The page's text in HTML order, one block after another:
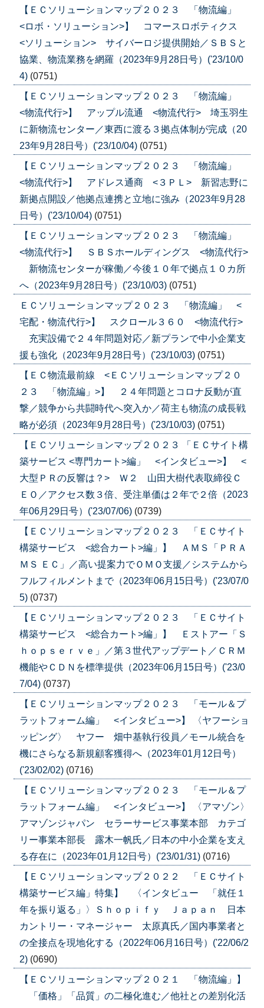
【ＥＣソリューションマップ２０２３ 「物流編」
<ロボ・ソリューション>】 コマースロボティクス
<ソリューション> サイバーロジ提供開始／ＳＢＳと
協業、物流業務を網羅（2023年9月28日号）('23/10/0
4) (0751)
【ＥＣソリューションマップ２０２３ 「物流編」
<物流代行>】 アップル流通 <物流代行> 埼玉羽生
に新物流センター／東西に渡る３拠点体制が完成（20
23年9月28日号）('23/10/04) (0751)
【ＥＣソリューションマップ２０２３ 「物流編」
<物流代行>】 アドレス通商 <３ＰＬ> 新習志野に
新拠点開設／他拠点連携と立地に強み（2023年9月28
日号）('23/10/04) (0751)
【ＥＣソリューションマップ２０２３ 「物流編」
<物流代行>】 ＳＢＳホールディングス <物流代行>
新物流センターが稼働／今後１０年で拠点１０カ所
へ（2023年9月28日号）('23/10/03) (0751)
ＥＣソリューションマップ２０２３ 「物流編」 <
宅配・物流代行>】 スクロール３６０ <物流代行>
充実設備で２４年問題対応／新プランで中小企業支
援も強化（2023年9月28日号）('23/10/03) (0751)
【ＥＣ物流最前線 <ＥＣソリューションマップ２０
２３ 「物流編」>】 ２４年問題とコロナ反動が直
撃／競争から共闘時代へ突入か／荷主も物流の成長戦
略が必須（2023年9月28日号）('23/10/03) (0751)
【ＥＣソリューションマップ２０２３ 「ＥＣサイト構
築サービス <専門カート>編」 <インタビュー>】 <
大型ＰＲの反響は？> Ｗ２ 山田大樹代表取締役Ｃ
ＥＯ／アクセス数３倍、受注単価は２年で２倍（2023
年06月29日号）('23/07/06) (0739)
【ＥＣソリューションマップ２０２３ 「ＥＣサイト
構築サービス <総合カート>編」】 ＡＭＳ「ＰＲＡ
ＭＳ ＥＣ」／高い提案力でＯＭＯ支援／システムから
フルフィルメントまで（2023年06月15日号）('23/07/0
5) (0737)
【ＥＣソリューションマップ２０２３ 「ＥＣサイト
構築サービス <総合カート>編」】 Ｅストアー「Ｓ
ｈｏｐｓｅｒｖｅ」／第３世代アップデート／ＣＲＭ
機能やＣＤＮを標準提供（2023年06月15日号）('23/0
7/04) (0737)
【ＥＣソリューションマップ２０２３ 「モール＆プ
ラットフォーム編」 <インタビュー>】 〈ヤフーショ
ッピング〉 ヤフー 畑中基執行役員／モール統合を
機にさらなる新規顧客獲得へ（2023年01月12日号）
('23/02/02) (0716)
【ＥＣソリューションマップ２０２３ 「モール＆プ
ラットフォーム編」 <インタビュー>】 〈アマゾン〉
アマゾンジャパン セラーサービス事業本部 カテゴ
リー事業本部長 露木一帆氏／日本の中小企業を支え
る存在に（2023年01月12日号）('23/01/31) (0716)
【ＥＣソリューションマップ２０２２ 「ＥＣサイト
構築サービス編」特集】 〈インタビュー 「就任１
年を振り返る」〉Ｓｈｏｐｉｆｙ Ｊａｐａｎ 日本
カントリー・マネージャー 太原真氏／国内事業者と
の全接点を現地化する（2022年06月16日号）('22/06/2
2) (0690)
【ＥＣソリューションマップ２０２１ 「物流編」】
「価格」「品質」の二極化進む／他社との差別化活